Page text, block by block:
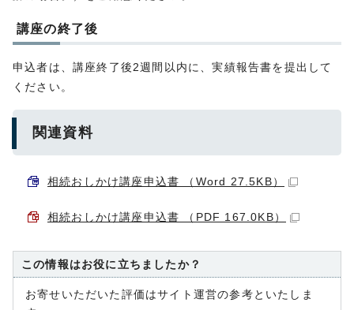
講座の終了後
申込者は、講座終了後2週間以内に、実績報告書を提出して
ください。
関連資料
相続おしかけ講座申込書 （Word 27.5KB）
相続おしかけ講座申込書 （PDF 167.0KB）
この情報はお役に立ちましたか？
お寄せいただいた評価はサイト運営の参考といたしま